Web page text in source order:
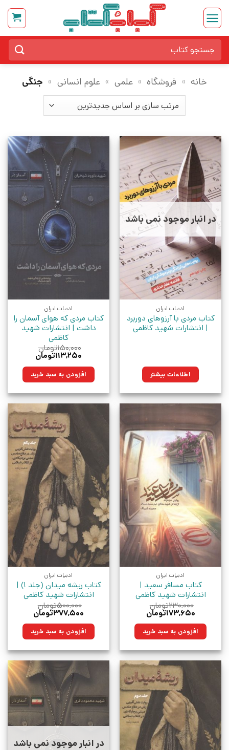
Skip
content
برای:
خانه » فروشگاه » علمی » علوم انسانی » جنگی
در انبار موجود نمی باشد
ادبیات ایران
کتاب مردی با آرزوهای دوربرد
| انتشارات شهید کاظمی
اطلاعات بیشتر
ادبیات ایران
کتاب مردی که هوای آسمان را
داشت | انتشارات شهید
کاظمی
۱۵۰,۰۰۰تومان
قیمت
۱۵۰,۰۰۰تومان
بود.
۱۱۳,۲۵۰تومان
۱۱۳,۲۵۰تومان.افزودن به سبد خرید
ادبیات ایران
کتاب مسافر سعید |
انتشارات شهید کاظمی
۲۳۰,۰۰۰تومان
قیمت
۲۳۰,۰۰۰تومان
بود.
۱۷۳,۶۵۰تومان
۱۷۳,۶۵۰تومان.افزودن به سبد خرید
ادبیات ایران
کتاب ریشه میدان (جلد 1) |
انتشارات شهید کاظمی
۵۰۰,۰۰۰تومان
قیمت
۵۰۰,۰۰۰تومان
بود.
۳۷۷,۵۰۰تومان
۳۷۷,۵۰۰تومان.افزودن به سبد خرید
در انبار موجود نمی باشد